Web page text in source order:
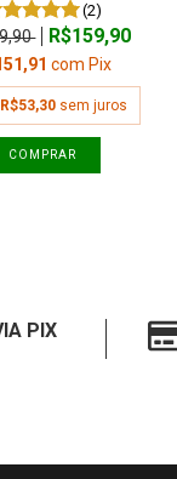
(2)
R$159,90
com Pix
R$53,30 sem juros
COMPRAR
PIX